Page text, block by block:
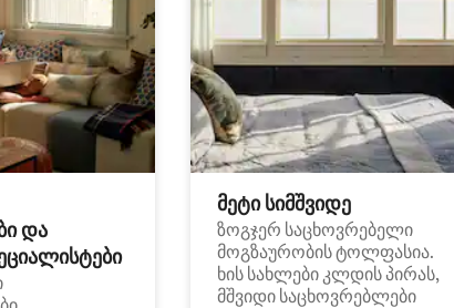
და
მეტი სიმშვიდე
ზოგჯერ საცხოვრებელი
მოგზაურობის ტოლფასია.
ხის სახლები კლდის პირას,
მშვიდი საცხოვრებლები